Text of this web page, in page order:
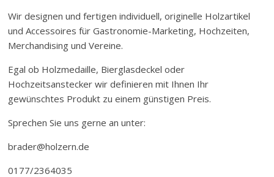
Wir designen und fertigen individuell, originelle Holzartikel
und Accessoires für Gastronomie-Marketing, Hochzeiten,
Merchandising und Vereine.
Egal ob Holzmedaille, Bierglasdeckel oder
Hochzeitsanstecker wir definieren mit Ihnen Ihr
gewünschtes Produkt zu einem günstigen Preis.
Sprechen Sie uns gerne an unter:
brader@holzern.de
0177/2364035